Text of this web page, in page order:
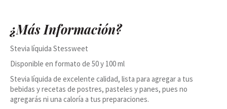
¿Más Información?
Stevia líquida Stessweet
Disponible en formato de 50 y 100 ml
Stevia líquida de excelente calidad, lista para agregar a tus
bebidas y recetas de postres, pasteles y panes, pues no
agregarás ni una caloría a tus preparaciones.